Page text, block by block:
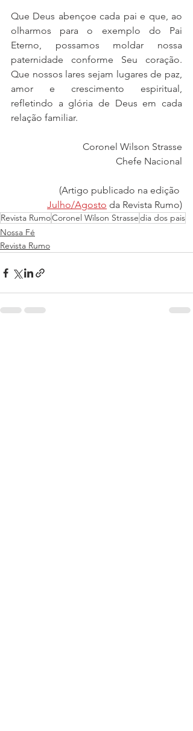
Que Deus abençoe cada pai e que, ao
olharmos para o exemplo do Pai
Eterno, possamos moldar nossa
paternidade conforme Seu coração.
Que nossos lares sejam lugares de paz,
amor e crescimento espiritual,
refletindo a glória de Deus em cada
relação familiar.
Coronel Wilson Strasse
Chefe Nacional
(Artigo publicado na edição
Julho/Agosto da Revista Rumo)
Revista RumoCoronel Wilson Strassedia dos pais
Nossa Fé
Revista Rumo